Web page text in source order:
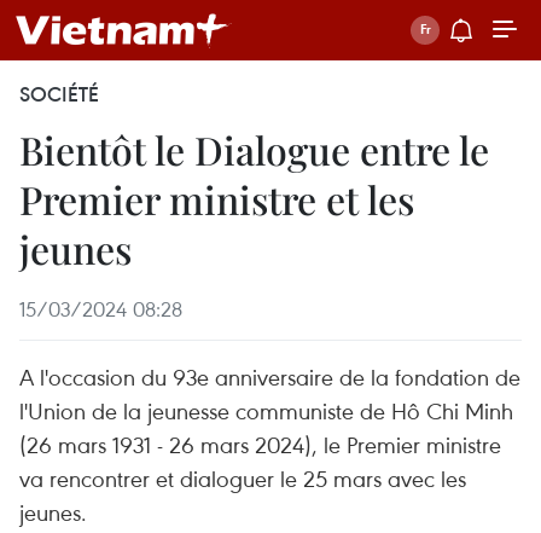
SOCIÉTÉ
Bientôt le Dialogue entre le
Premier ministre et les
jeunes
15/03/2024 08:28
A l'occasion du 93e anniversaire de la fondation de
l'Union de la jeunesse communiste de Hô Chi Minh
(26 mars 1931 - 26 mars 2024), le Premier ministre
va rencontrer et dialoguer le 25 mars avec les
jeunes.